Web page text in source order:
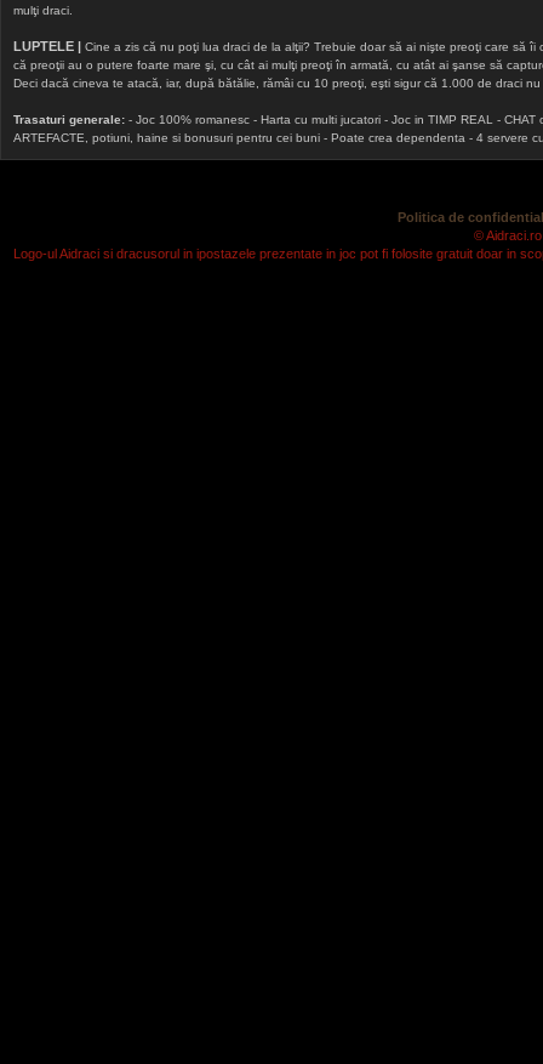
mulţi draci.
LUPTELE | Cine a zis că nu poţi lua draci de la alţii? Trebuie doar să ai nişte preoţi care să
că preoţii au o putere foarte mare şi, cu cât ai mulţi preoţi în armată, cu atât ai şanse să
Deci dacă cineva te atacă, iar, după bătălie, rămâi cu 10 preoţi, eşti sigur că 1.000 de draci
Trasaturi generale: - Joc 100% romanesc - Harta cu multi jucatori - Joc in TIMP REAL -
ARTEFACTE, potiuni, haine si bonusuri pentru cei buni - Poate crea dependenta - 4 servere
Politica de
©
Logo-ul Aidraci si dracusorul in ipostazele prezentate in joc pot fi folosite gratuit doar in